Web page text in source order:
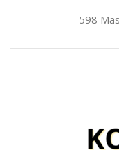
598